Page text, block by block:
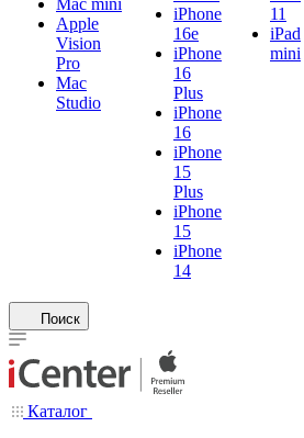
Mac mini
Apple
Vision
Pro
Mac
Studio
iPhone
16e
iPhone
16
Plus
iPhone
16
iPhone
15
Plus
iPhone
15
iPhone
14
11
iPad
mini
Поиск
Каталог